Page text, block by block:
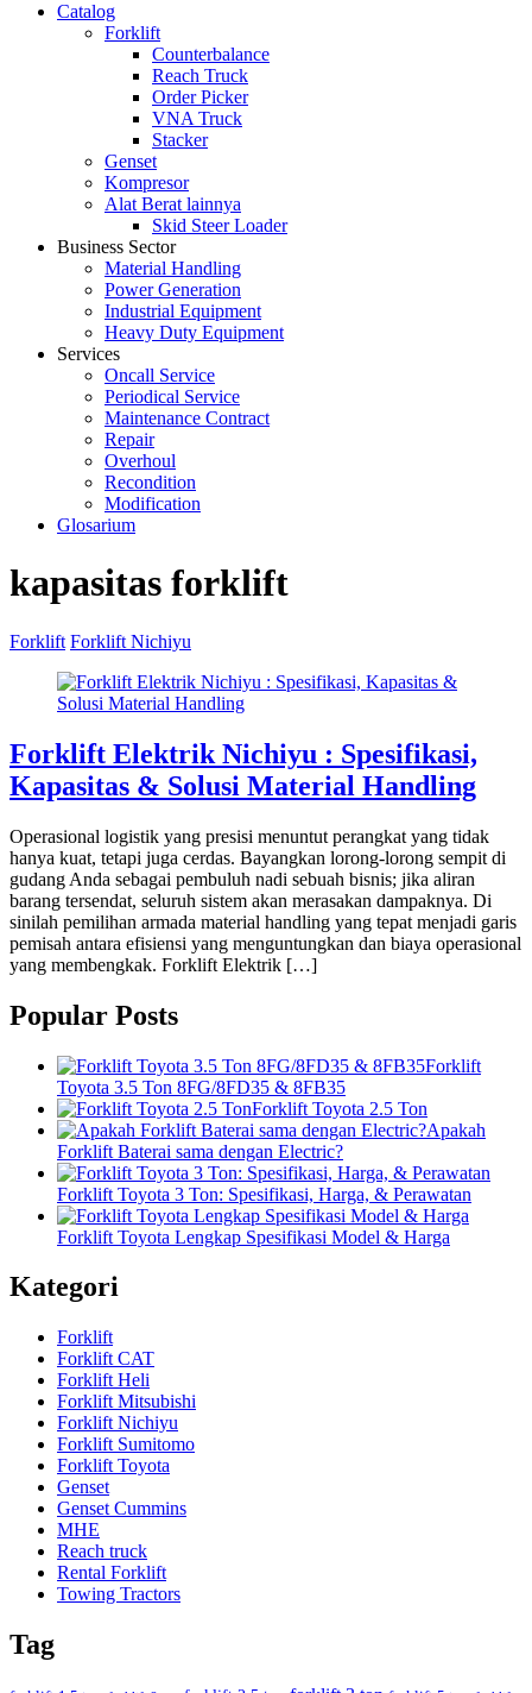
Catalog
Forklift
Counterbalance
Reach Truck
Order Picker
VNA Truck
Stacker
Genset
Kompresor
Alat Berat lainnya
Skid Steer Loader
Business Sector
Material Handling
Power Generation
Industrial Equipment
Heavy Duty Equipment
Services
Oncall Service
Periodical Service
Maintenance Contract
Repair
Overhoul
Recondition
Modification
Glosarium
kapasitas forklift
Forklift Forklift Nichiyu
Forklift Elektrik Nichiyu : Spesifikasi,
Kapasitas & Solusi Material Handling
Operasional logistik yang presisi menuntut perangkat yang tidak
hanya kuat, tetapi juga cerdas. Bayangkan lorong-lorong sempit di
gudang Anda sebagai pembuluh nadi sebuah bisnis; jika aliran
barang tersendat, seluruh sistem akan merasakan dampaknya. Di
sinilah pemilihan armada material handling yang tepat menjadi garis
pemisah antara efisiensi yang menguntungkan dan biaya operasional
yang membengkak. Forklift Elektrik […]
Popular Posts
Forklift
Toyota 3.5 Ton 8FG/8FD35 & 8FB35
Forklift Toyota 2.5 Ton
Apakah
Forklift Baterai sama dengan Electric?
Forklift Toyota 3 Ton: Spesifikasi, Harga, & Perawatan
Forklift Toyota Lengkap Spesifikasi Model & Harga
Kategori
Forklift
Forklift CAT
Forklift Heli
Forklift Mitsubishi
Forklift Nichiyu
Forklift Sumitomo
Forklift Toyota
Genset
Genset Cummins
MHE
Reach truck
Rental Forklift
Towing Tractors
Tag